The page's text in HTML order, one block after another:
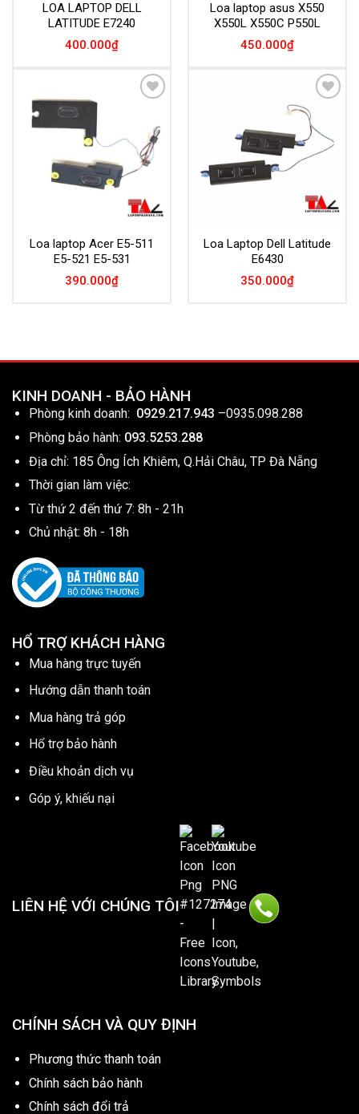
LOA LAPTOP DELL
LATITUDE E7240
400.000₫
Loa laptop asus X550
X550L X550C P550L
450.000₫
Loa laptop Acer E5-511
E5-521 E5-531
390.000₫
Add to
Wishlist
Loa Laptop Dell Latitude
E6430
350.000₫
KINH DOANH - BẢO HÀNH
Phòng kinh doanh: 0929.217.943 –0935.098.288
Phòng bảo hành: 093.5253.288
Địa chỉ: 185 Ông Ích Khiêm, Q.Hải Châu, TP Đà Nẵng
Thời gian làm việc:
Từ thứ 2 đến thứ 7: 8h - 21h
Chủ nhật: 8h - 18h
HỔ TRỢ KHÁCH HÀNG
Mua hàng trực tuyến
Hướng dẫn thanh toán
Mua hàng trả góp
Hổ trợ bảo hành
Điều khoản dịch vụ
Góp ý, khiếu nại
LIÊN HỆ VỚI CHÚNG TÔI
CHÍNH SÁCH VÀ QUY ĐỊNH
Phương thức thanh toán
Chính sách bảo hành
Chính sách đổi trả